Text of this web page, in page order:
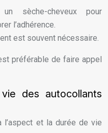
sèche-cheveux pour
l’adhérence.
est souvent nécessaire.
préférable de faire appel
des autocollants
l’aspect et la durée de vie